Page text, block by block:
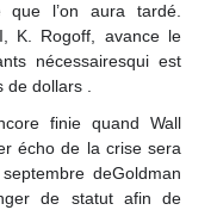
que l’on aura tardé.
K. Rogoff, avance le
nécessairesqui est
dollars .
finie quand Wall
écho de la crise sera
deGoldman
de statut afin de